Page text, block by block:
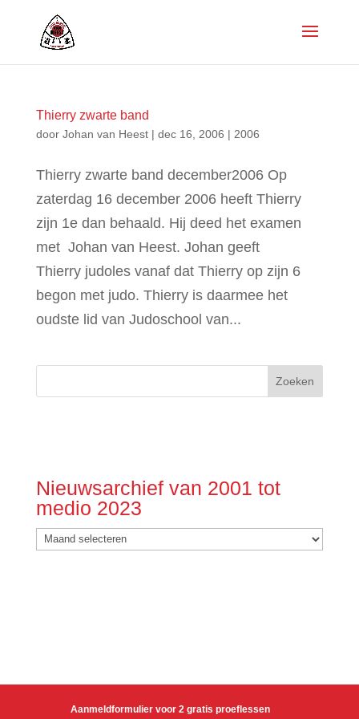
Thierry zwarte band
door Johan van Heest| dec 16, 2006 | 2006
Thierry zwarte band december2006 Op
zaterdag 16 december 2006 heeft Thierry
zijn 1e dan behaald. Hij deed het examen
met Johan van Heest. Johan geeft
Thierry judoles vanaf dat Thierry op zijn 6
begon met judo. Thierry is daarmee het
oudste lid van Judoschool van...
Nieuwsarchief van 2001 tot
medio 2023
Nieuwsarchief
van
Aanmeldformulier voor 2 gratis proeflessen